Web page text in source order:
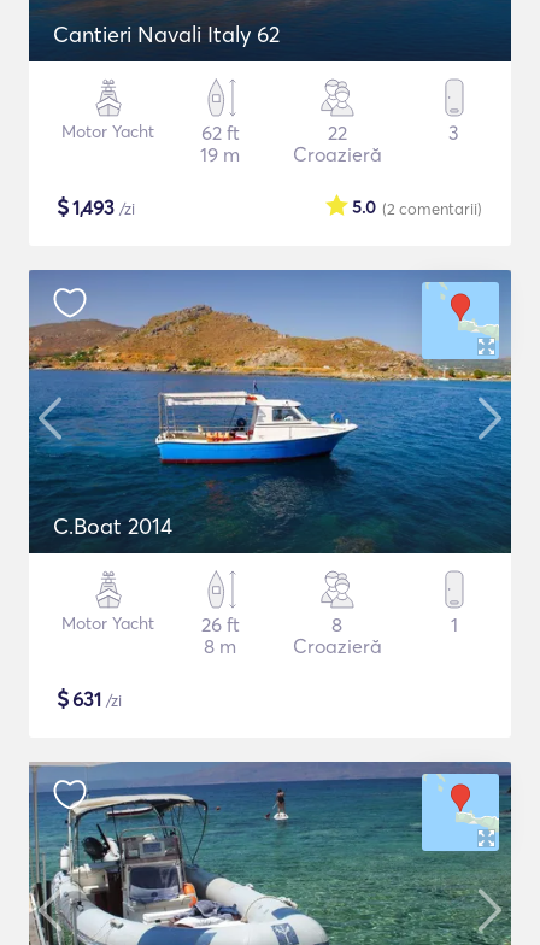
Cantieri Navali Italy 62
Motor Yacht
62 ft
19 m
22
Croazieră
3
$1,493 /zi (2 comentarii)
5.0
C.Boat 2014
Motor Yacht
26 ft
8 m
8
Croazieră
1
$631 /zi